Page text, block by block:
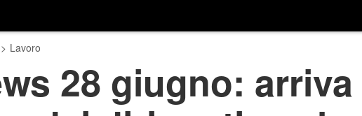
> Lavoro
28 giugno: